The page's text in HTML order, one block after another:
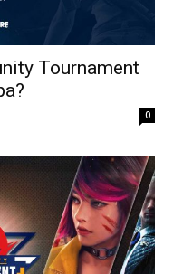
Tournament
0